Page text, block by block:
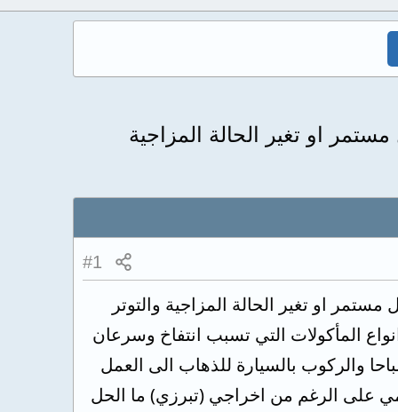
او تغير الحالة المزاجية
#1
او تغير الحالة المزاجية والتوتر
المأكولات التي تسبب انتفاخ وسرعان
والركوب بالسيارة للذهاب الى العمل
على الرغم من اخراجي (تبرزي) ما الحل